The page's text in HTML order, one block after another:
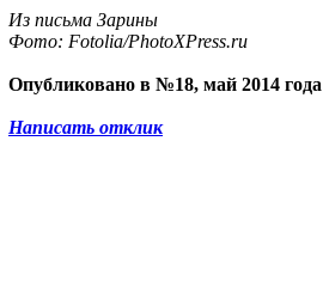
Из письма Зарины
Фото: Fotolia/PhotoXPress.ru
Опубликовано в №18, май 2014 года
Написать отклик